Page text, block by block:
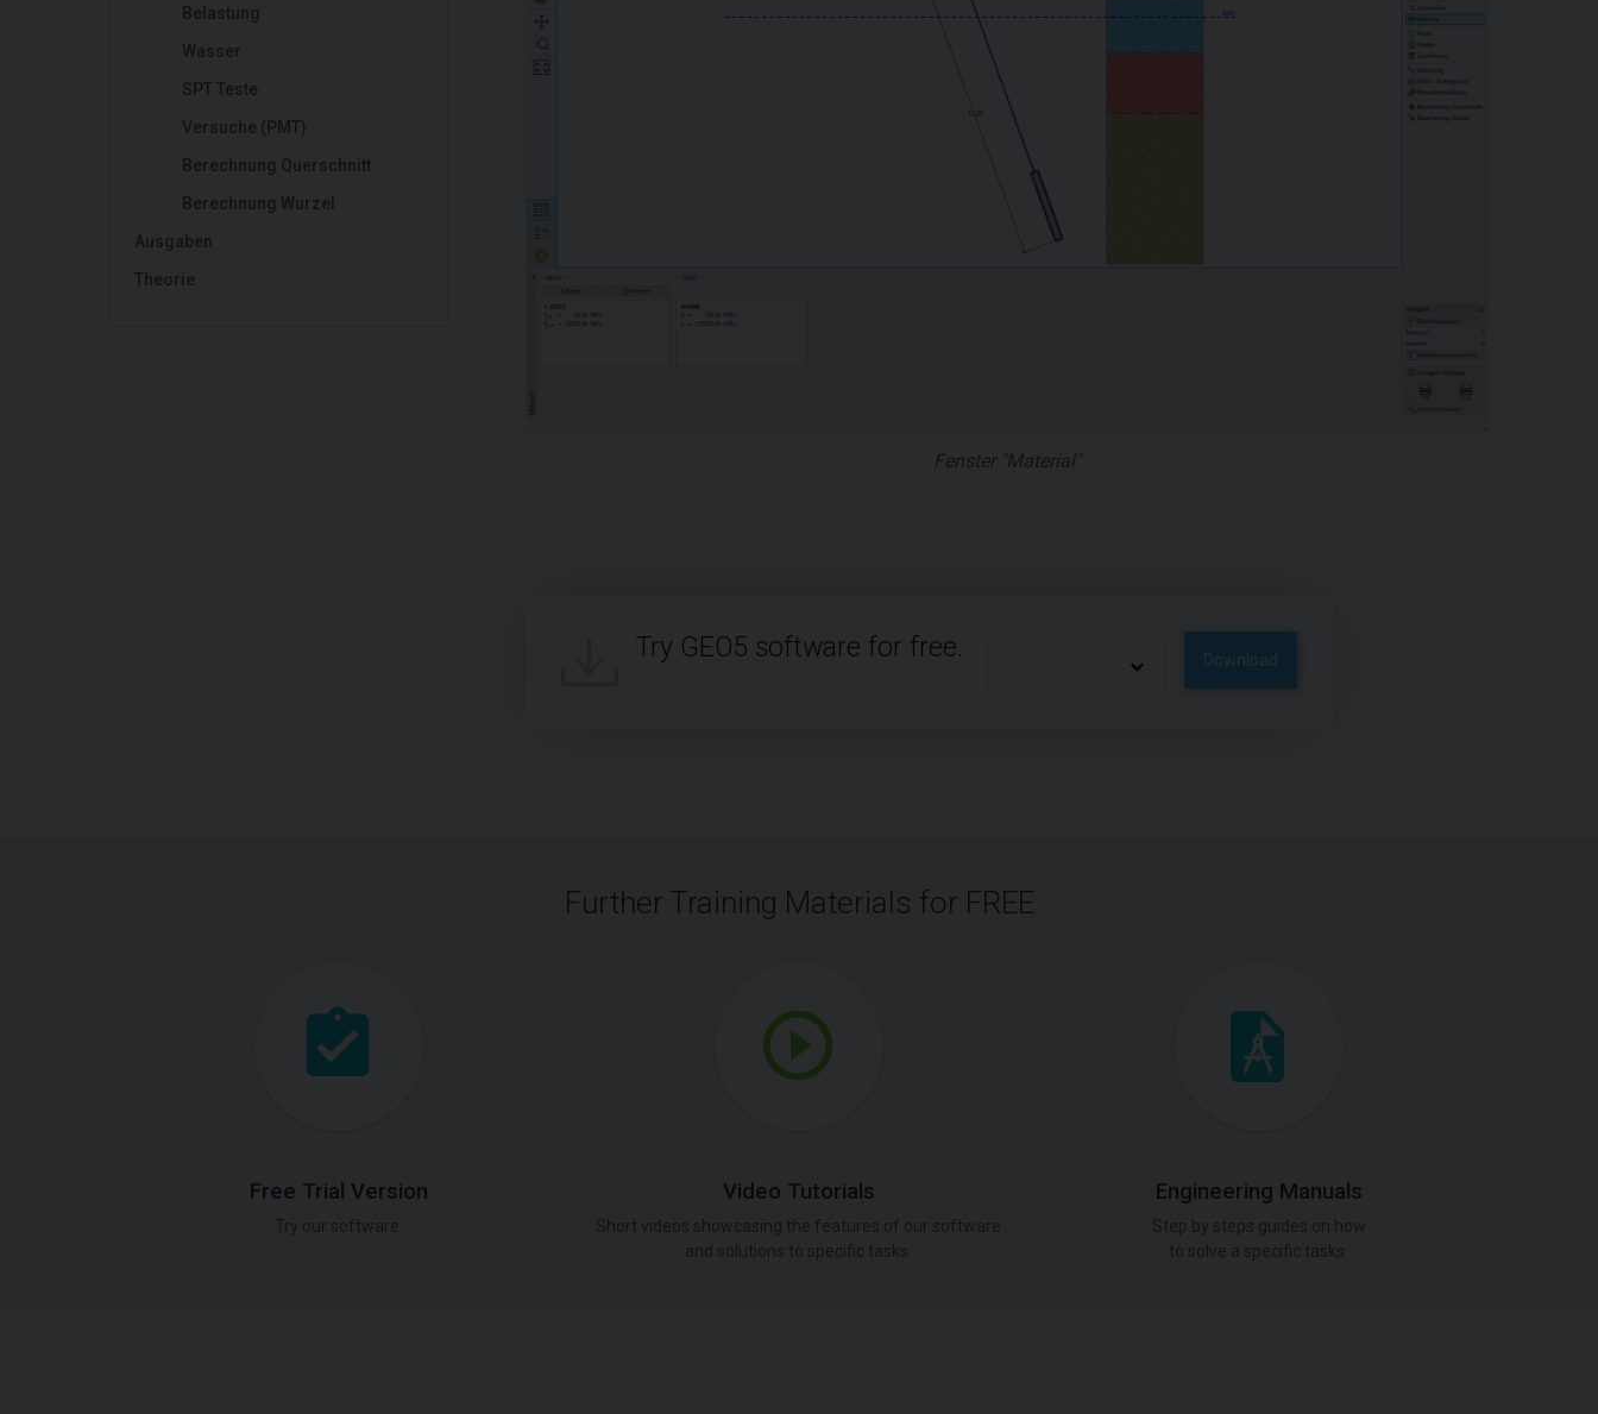
Belastung
Wasser
SPT Teste
Versuche (PMT)
Berechnung Querschnitt
Berechnung Wurzel
Ausgaben
Theorie
Fenster "Material"
Try GEO5 software for free. Download
Further Training Materials for FREE
Free Trial Version Video Tutorials Engineering Manuals